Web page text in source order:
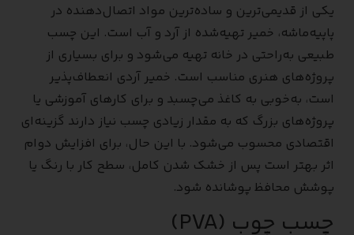
یکی از قدیمی‌ترین و ساده‌ترین مواد اتصال‌دهنده در
پاپیه‌ماشه، خمیر تهیه‌شده از آرد و آب است. این چسب
طبیعی به‌راحتی در خانه تهیه می‌شود و برای بسیاری از
پروژه‌های هنری مناسب است. خمیر آردی انعطاف‌پذیر
است، به‌خوبی به کاغذ می‌چسبد و برای کارهای آموزشی یا
پروژه‌های بزرگ که به مقدار زیادی چسب نیاز دارند گزینه‌ای
اقتصادی محسوب می‌شود. با این حال، برای افزایش دوام
اثر بهتر است پس از خشک شدن کامل، سطح کار با رنگ یا
پوشش محافظ پوشانده شود.
چسب چوب (PVA)